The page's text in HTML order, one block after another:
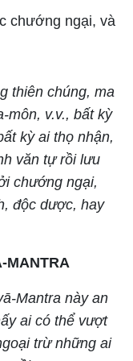
chướng ngại, và
thiên chúng, ma
môn, v.v., bất kỳ
kỳ ai thọ nhận,
văn tự rồi lưu
chướng ngại,
độc dược, hay
MANTRA
Mantra này an
ai có thể vượt
trừ những ai